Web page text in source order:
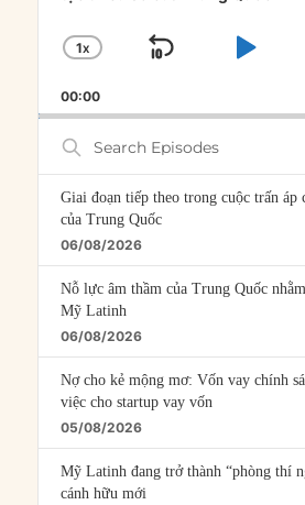
CHANGE
RATE
1X
SKIP
00:00
Search
Episodes
Giai đoạn tiếp theo trong cuộc trấn áp
của Trung Quốc
06/08/2026
Nỗ lực âm thầm của Trung Quốc
Mỹ Latinh
06/08/2026
Nợ cho kẻ mộng mơ: Vốn vay chính
việc cho startup vay vốn
05/08/2026
Mỹ Latinh đang trở thành “phòng thí
cánh hữu mới